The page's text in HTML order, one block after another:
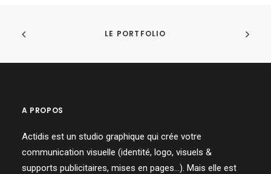
LE PORTFOLIO
A PROPOS
Actidis est un studio graphique qui crée votre
communication visuelle (identité, logo, visuels &
supports publicitaires, mises en pages…). Mais elle est